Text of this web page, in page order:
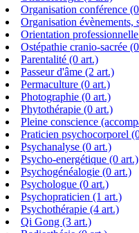
Organisation conférence
Organisation évènements,
Orientation
Ostépathie cranio-sacrée
Parentalité (0 art.)
Passeur d'âme (2 art.)
Permaculture (0 art.)
Photographie (0 art.)
Phytothérapie (0 art.)
Pleine conscience
Praticien psychocorporel
Psychanalyse (0 art.)
Psycho-energétique (0 art.)
Psychogénéalogie (0 art.)
Psychologue (0 art.)
Psychopraticien (1 art.)
Psychothérapie (4 art.)
Qi Gong (3 art.)